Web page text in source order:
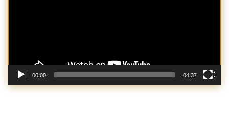
00:00 04:37